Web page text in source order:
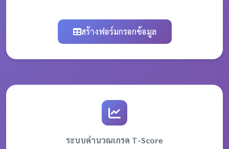
สร้างฟอร์มกรอกข้อมูล
ระบบคำนวณเกรด T-Score